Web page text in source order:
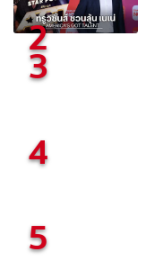
2
3
4
5